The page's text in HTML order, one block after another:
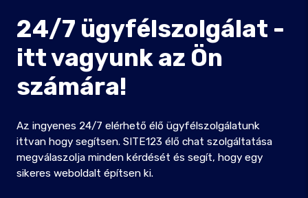
24/7 ügyfélszolgálat -
itt vagyunk az Ön
számára!
Az ingyenes 24/7 elérhető élő ügyfélszolgálatunk
ittvan hogy segítsen. SITE123 élő chat szolgáltatása
megválaszolja minden kérdését és segít, hogy egy
sikeres weboldalt építsen ki.